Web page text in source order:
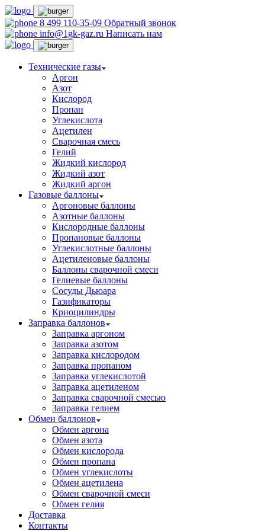
8 499 110-35-09 Обратный звонок
info@1gk-gaz.ru Написать нам
Технические газы
Аргон
Азот
Кислород
Пропан
Углекислота
Ацетилен
Сварочная смесь
Гелий
Жидкий кислород
Жидкий азот
Жидкий аргон
Газовые баллоны
Аргоновые баллоны
Азотные баллоны
Кислородные баллоны
Пропановые баллоны
Углекислотные баллоны
Ацетиленовые баллоны
Баллоны сварочной смеси
Гелиевые баллоны
Сосуды Дьюара
Газификаторы
Криоцилиндры
Заправка баллонов
Заправка аргоном
Заправка азотом
Заправка кислородом
Заправка пропаном
Заправка углекислотой
Заправка ацетиленом
Заправка сварочной смесью
Заправка гелием
Обмен баллонов
Обмен аргона
Обмен азота
Обмен кислорода
Обмен пропана
Обмен углекислоты
Обмен ацетилена
Обмен сварочной смеси
Обмен гелия
Доставка
Контакты